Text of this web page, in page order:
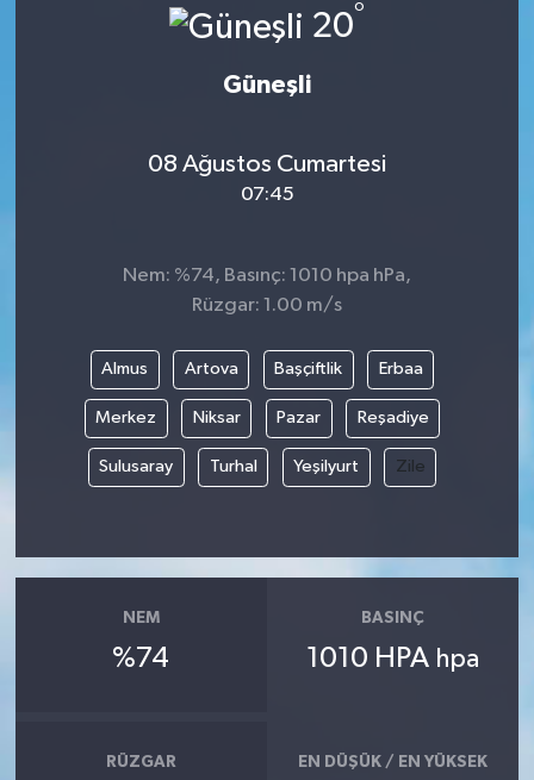
20°
Güneşli
08 Ağustos Cumartesi
07:45
Nem: %74, Basınç: 1010 hpa hPa,
Rüzgar: 1.00 m/s
Almus Artova Başçiftlik Erbaa
Merkez Niksar Pazar Reşadiye
Sulusaray Turhal Yeşilyurt Zile
NEM
%74
BASINÇ
1010 HPA hpa
RÜZGAR EN DÜŞÜK / EN YÜKSEK